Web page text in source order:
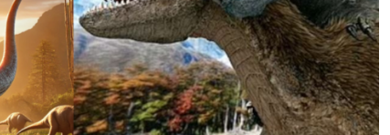
Paleontologlar, dinozorların cinsel yaşamına ilişkin
ilginç bir bilgiye ulaştı. Tarih öncesi yaşayan bu devasa
yaratıklar meğer böyle çiftleşiyormuş!